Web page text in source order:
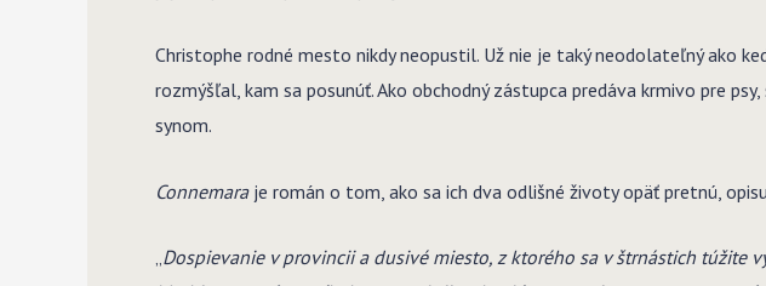
Christophe rodné mesto nikdy neopustil. Už nie je taký neodolateľný ako
rozmýšľal, kam sa posunúť. Ako obchodný zástupca predáva krmivo pre
synom.
Connemaraje román o tom, ako sa ich dva odlišné životy opäť pretnú,
„Dospievanie v provincii a dusivé miesto, z ktorého sa v štrnástich túžite